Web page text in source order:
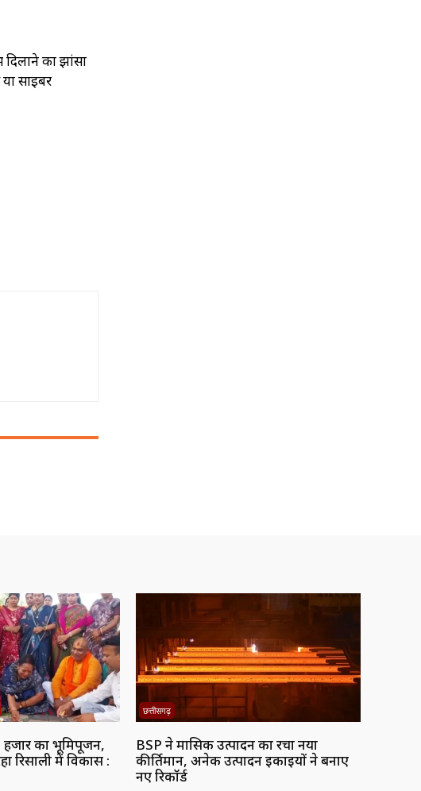
दिलाने का झांसा
साइबर
का भूमिपूजन,
रिसाली में विकास :
छत्तीसगढ़
BSP ने मासिक उत्पादन का रचा नया
कीर्तिमान, अनेक उत्पादन इकाइयों ने बनाए
नए रिकॉर्ड